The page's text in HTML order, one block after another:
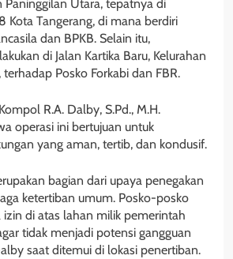
Paninggilan Utara, tepatnya di
Kota Tangerang, di mana berdiri
dan BPKB. Selain itu,
di Jalan Kartika Baru, Kelurahan
Posko Forkabi dan FBR.
R.A. Dalby, S.Pd., M.H.
operasi ini bertujuan untuk
yang aman, tertib, dan kondusif.
bagian dari upaya penegakan
ketertiban umum. Posko-posko
di atas lahan milik pemerintah
tidak menjadi potensi gangguan
saat ditemui di lokasi penertiban.